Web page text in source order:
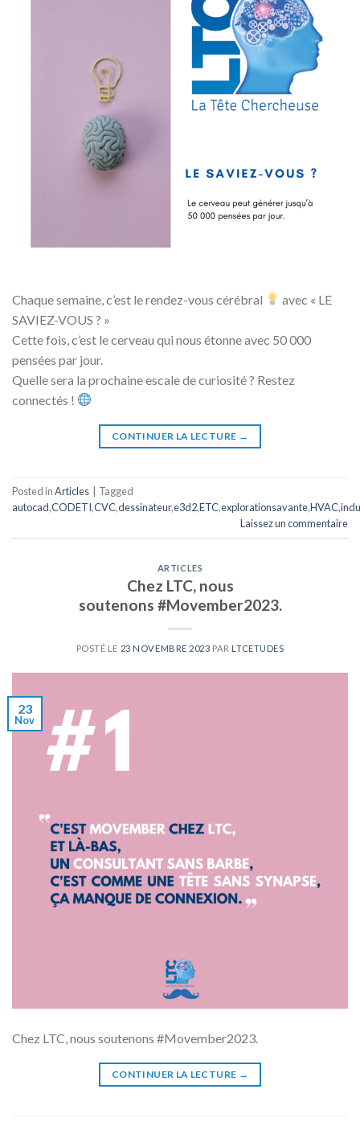
Chaque semaine, c’est le rendez-vous cérébral
avec « LE
SAVIEZ-VOUS ? »
Cette fois, c’est le cerveau qui nous étonne avec 50 000
pensées par jour.
Quelle sera la prochaine escale de curiosité ? Restez
connectés !
CONTINUER LA LECTURE →
Posted inArticles
Tagged
autocad,CODETI,CVC,dessinateur,e3d2,ETC,explorationsavante,HVAC,
Laissez un commentaire
ARTICLES
Chez LTC, nous
soutenons #Movember2023.
POSTÉ LE 23 NOVEMBRE 2023 PAR LTCETUDES
23
Nov
Chez LTC, nous soutenons #Movember2023.
CONTINUER LA LECTURE →